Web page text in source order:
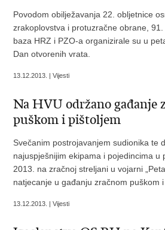
Povodom obilježavanja 22. obljetnice
zrakoplovstva i protuzračne obrane,
baza HRZ i PZO-a organizirale su u
Dan otvorenih vrata.
13.12.2013. | Vijesti
Na HVU održano gađanje
puškom i pištoljem
Svečanim postrojavanjem sudionika te
najuspješnijim ekipama i pojedincima u
2013. na zračnoj streljani u vojarni
natjecanje u gađanju zračnom puškom i
13.12.2013. | Vijesti